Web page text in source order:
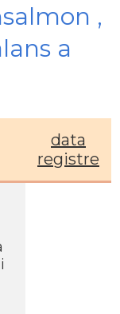
,
a
data
registre